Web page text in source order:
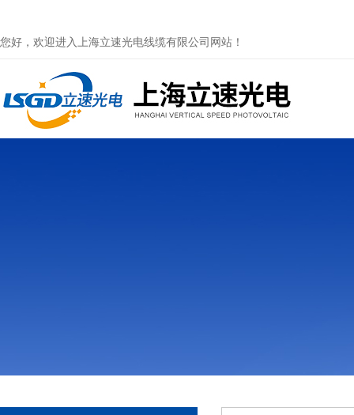
您好，欢迎进入上海立速光电线缆有限公司网站！